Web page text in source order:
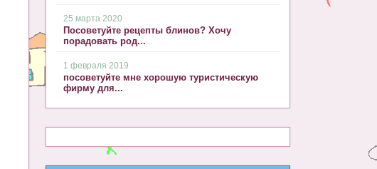
25 марта 2020
Посоветуйте рецепты блинов? Хочу
порадовать род...
1 февраля 2019
посоветуйте мне хорошую туристическую
фирму для...